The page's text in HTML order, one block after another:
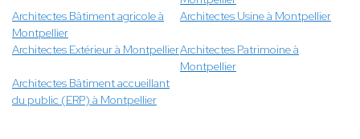
Architectes Bâtiment agricole à
Montpellier
Architectes Usine à Montpellier
Architectes Extérieur à MontpellierArchitectes Patrimoine à
Montpellier
Architectes Bâtiment accueillant
du public (ERP) à Montpellier